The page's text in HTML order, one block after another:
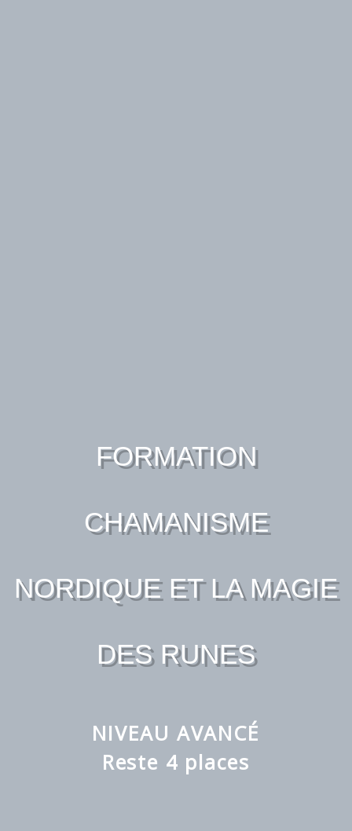
FORMATION
CHAMANISME
NORDIQUE ET LA MAGIE
DES RUNES
NIVEAU AVANCÉ
Reste 4 places